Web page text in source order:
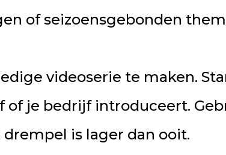
of seizoensgebonden
videoserie te maken.
of je bedrijf introduceert.
is lager dan ooit.